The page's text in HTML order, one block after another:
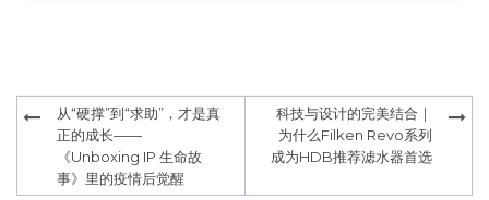
navigation
从“硬撑”到“求助”，才是真
正的成长——
《Unboxing IP 生命故
事》里的疫情后觉醒
科技与设计的完美结合｜
为什么Filken Revo系列
成为HDB推荐滤水器首选